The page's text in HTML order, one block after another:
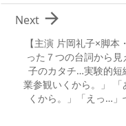
【主演 片岡礼子×脚本
った７つの台詞から
子のカタチ…実験的短
業参観いくから。」
くから。」「えっ…

Next